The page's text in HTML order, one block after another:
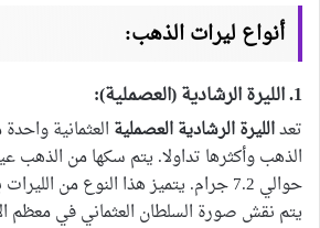
أنواع ليرات الذهب:
1. الليرة الرشادية (العصملية):
تعدالليرة الرشادية العصملية العثمانية
حوالي 7.2 جرام. يتميز هذا النوع من
يتم نقش صورة السلطان العثماني في معظم